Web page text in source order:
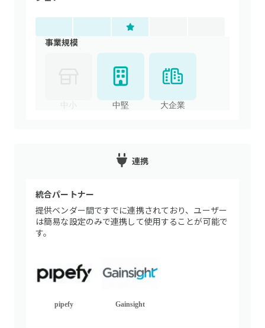
事業規模
中堅 大企業
連携
統合パートナー
提供ベンダー間ですでに連携されており、ユーザー
は簡易な設定のみで連携して使用することが可能で
す。
pipefy Gainsight